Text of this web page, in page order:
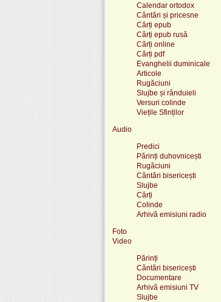
Calendar ortodox
Cântări și pricesne
Cărți epub
Cărți epub rusă
Cărți online
Cărți pdf
Evanghelii duminicale
Articole
Rugăciuni
Slujbe și rânduieli
Versuri colinde
Viețile Sfinților
Audio
Predici
Părinți duhovnicești
Rugăciuni
Cântări bisericești
Slujbe
Cărți
Colinde
Arhivă emisiuni radio
Foto
Video
Părinți
Cântări bisericești
Documentare
Arhivă emisiuni TV
Slujbe